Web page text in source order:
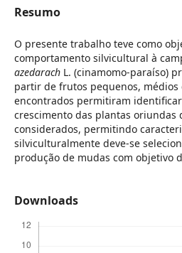
Resumo
O presente trabalho teve como
comportamento silvicultural à
azedarach L. (cinamomo-paraíso)
partir de frutos pequenos, médios
encontrados permitiram
crescimento das plantas oriundas
considerados, permitindo
silviculturalmente deve-se
produção de mudas com objetivo
Downloads